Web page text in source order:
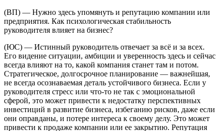
(ВП) — Нужно здесь упомянуть и репутацию компании или
предприятия. Как психологическая стабильность
руководителя влияет на бизнес?
(ЮС) — Истинный руководитель отвечает за всё и за всех.
Его видение ситуации, амбиции и уверенность здесь и сейчас
всегда влияют на то, какой компания станет там и потом.
Стратегическое, долгосрочное планирование — важнейшая,
не всегда осознаваемая деталь устойчивого бизнеса. Если у
руководителя стресс или что-то не так с эмоциональной
сферой, это может привести к недостатку перспективных
инвестиций в развитие бизнеса, избеганию рисков, даже если
они оправданы, и потере интереса к своему делу. Это может
привести к продаже компании или ее закрытию. Репутация